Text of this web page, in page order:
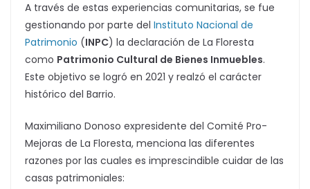
A través de estas experiencias comunitarias, se fue
gestionando por parte del Instituto Nacional de
Patrimonio (INPC) la declaración de La Floresta
como Patrimonio Cultural de Bienes Inmuebles.
Este objetivo se logró en 2021 y realzó el carácter
histórico del Barrio.
Maximiliano Donoso expresidente del Comité Pro-
Mejoras de La Floresta, menciona las diferentes
razones por las cuales es imprescindible cuidar de las
casas patrimoniales: